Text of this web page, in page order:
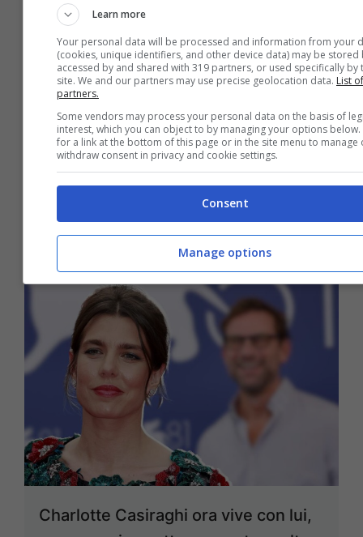
Le regole del Galateo parlano chiaro:
non dire mai questa frase quando sei
a tavola
7 Dicembre 2024
Charlotte Casiraghi ora vive con lui,
Learn more
Your personal data will be processed and information from your
(cookies, unique identifiers, and other device data) may be stored
accessed by and shared with 319 partners, or used specifically by
site. We and our partners may use precise geolocation data. List of
partners.
Some vendors may process your personal data on the basis of
interest, which you can object to by managing your options below.
for a link at the bottom of this page or in the site menu to manage
withdraw consent in privacy and cookie settings.
Consent
Manage options